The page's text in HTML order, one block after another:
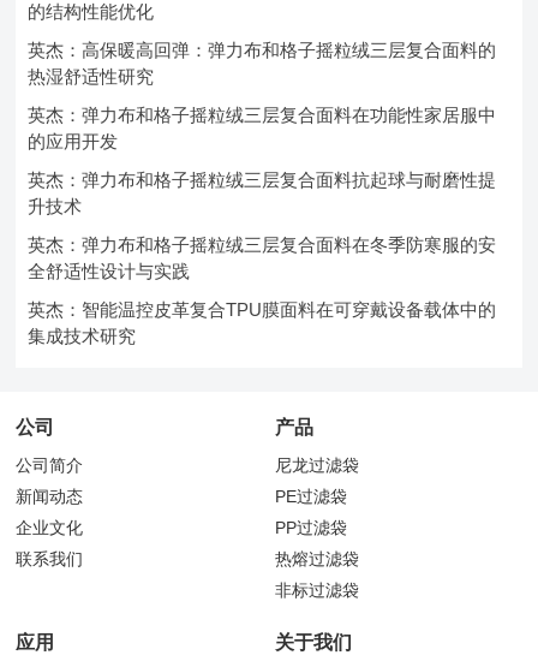
的结构性能优化
英杰：高保暖高回弹：弹力布和格子摇粒绒三层复合面料的
热湿舒适性研究
英杰：弹力布和格子摇粒绒三层复合面料在功能性家居服中
的应用开发
英杰：弹力布和格子摇粒绒三层复合面料抗起球与耐磨性提
升技术
英杰：弹力布和格子摇粒绒三层复合面料在冬季防寒服的安
全舒适性设计与实践
英杰：智能温控皮革复合TPU膜面料在可穿戴设备载体中的
集成技术研究
公司
公司简介
新闻动态
企业文化
联系我们
产品
尼龙过滤袋
PE过滤袋
PP过滤袋
热熔过滤袋
非标过滤袋
应用 关于我们